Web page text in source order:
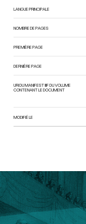
LANGUE PRINCIPALE
NOMBRE DE PAGES
PREMIÈRE PAGE
DERNIÈRE PAGE
URI DU MANIFEST IIIF DU VOLUME
CONTENANT LE DOCUMENT
MODIFIÉ LE